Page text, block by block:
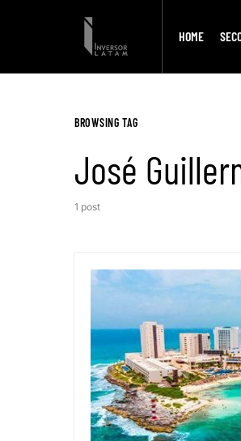
HOME
BROWSING TAG
José
1 post